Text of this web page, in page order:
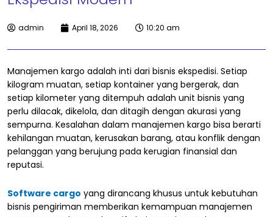
admin April 18, 2026 10:20 am
Manajemen kargo adalah inti dari bisnis ekspedisi. Setiap
kilogram muatan, setiap kontainer yang bergerak, dan
setiap kilometer yang ditempuh adalah unit bisnis yang
perlu dilacak, dikelola, dan ditagih dengan akurasi yang
sempurna. Kesalahan dalam manajemen kargo bisa berarti
kehilangan muatan, kerusakan barang, atau konflik dengan
pelanggan yang berujung pada kerugian finansial dan
reputasi.
Software cargo yang dirancang khusus untuk kebutuhan
bisnis pengiriman memberikan kemampuan manajemen